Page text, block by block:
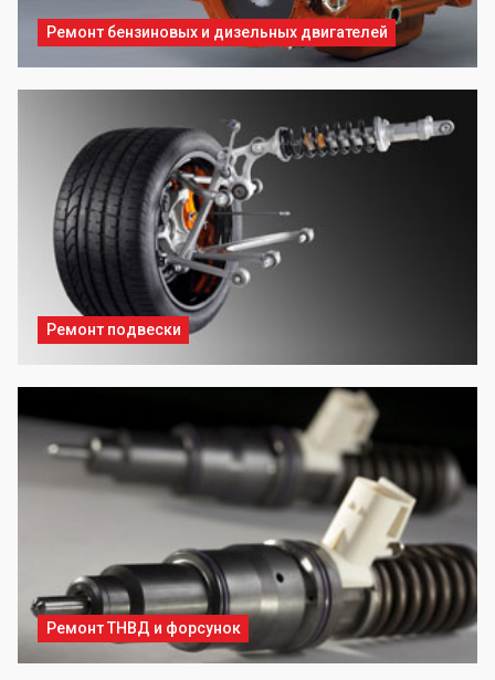
Ремонт бензиновых и дизельных двигателей
Ремонт подвески
Ремонт ТНВД и форсунок